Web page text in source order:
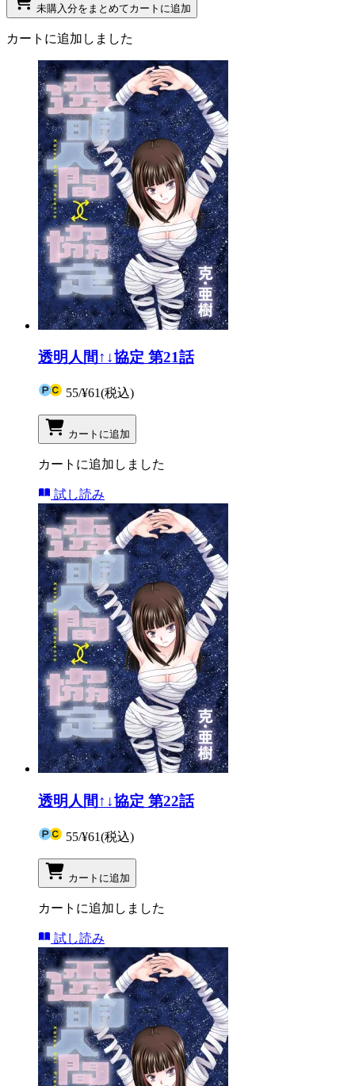
未購入分をまとめてカートに追加
カートに追加しました
透明人間↑↓協定 第21話
55/¥61(税込)
カートに追加
カートに追加しました
試し読み
透明人間↑↓協定 第22話
55/¥61(税込)
カートに追加
カートに追加しました
試し読み